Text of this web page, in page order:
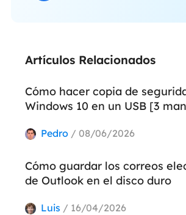
Artículos Relacionados
Cómo hacer copia de
Windows 10 en un USB [3
Pedro / 08/06/2026
Cómo guardar los correos
de Outlook en el disco duro
Luis / 16/04/2026